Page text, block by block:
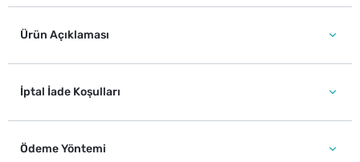
Ürün Açıklaması
İptal İade Koşulları
Ödeme Yöntemi